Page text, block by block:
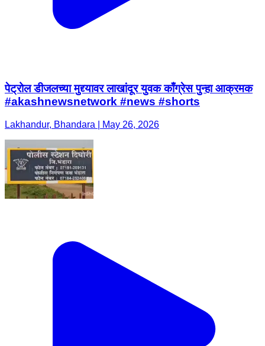
पेट्रोल डीजलच्या मुद्द्यावर लाखांदूर युवक काँग्रेस पुन्हा आक्रमक
#akashnewsnetwork #news #shorts
Lakhandur, Bhandara | May 26, 2026